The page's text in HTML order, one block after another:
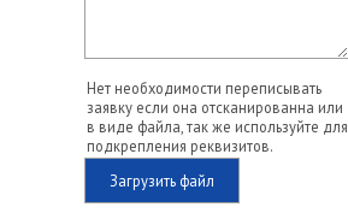
Нет необходимости переписывать
заявку если она отсканированна или
в виде файла, так же используйте для
подкрепления реквизитов.
Загрузить файл